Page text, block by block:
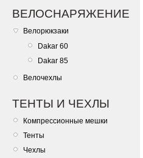
ВЕЛОСНАРЯЖЕНИЕ
Велорюкзаки
Dakar 60
Dakar 85
Велочехлы
ТЕНТЫ И ЧЕХЛЫ
Компрессионные мешки
Тенты
Чехлы